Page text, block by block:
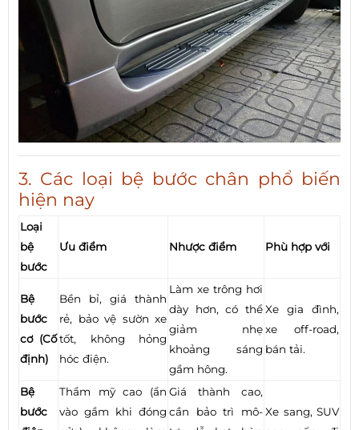
3. Các loại bệ bước chân phổ biến
hiện nay
Loại
bệ
bước
Ưu điểm Nhược điểm Phù hợp với
Bệ
bước
cơ (Cố
định)
Bền bỉ, giá thành
rẻ, bảo vệ sườn xe
tốt, không hỏng
hóc điện.
Làm xe trông hơi
dày hơn, có thể
giảm nhẹ
khoảng sáng
gầm hông.
Xe gia đình,
xe off-road,
bán tải.
Bệ
bước
Thẩm mỹ cao (ẩn
vào gầm khi đóng
Giá thành cao,
cần bảo trì mô-Xe sang, SUV